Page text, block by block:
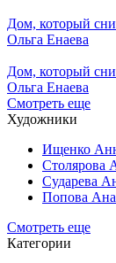
Дом, который
Ольга Енаева
Дом, который
Ольга Енаева
Смотреть еще
Художники
Ищенко
Столярова
Сударева
Попова
Смотреть еще
Категории